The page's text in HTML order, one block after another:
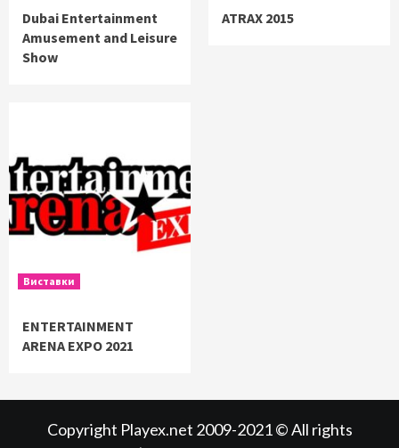
Dubai Entertainment
Amusement and Leisure
Show
ATRAX 2015
Виставки
ENTERTAINMENT
ARENA EXPO 2021
Copyright Playex.net 2009-2021 © All rights